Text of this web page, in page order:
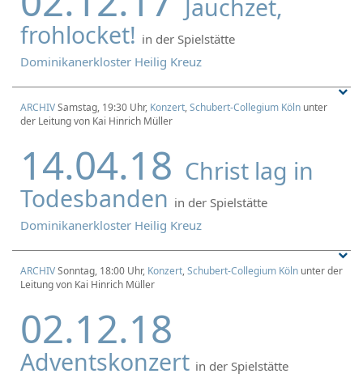
Jauchzet,
frohlocket! in der Spielstätte
Dominikanerkloster Heilig Kreuz
ARCHIVSamstag, 19:30 Uhr, Konzert,Schubert-Collegium Köln unter
der Leitung von Kai Hinrich Müller
14.04.18 Christ lag in
Todesbanden in der Spielstätte
Dominikanerkloster Heilig Kreuz
ARCHIVSonntag, 18:00 Uhr, Konzert,Schubert-Collegium Köln unter der
Leitung von Kai Hinrich Müller
02.12.18
Adventskonzert in der Spielstätte